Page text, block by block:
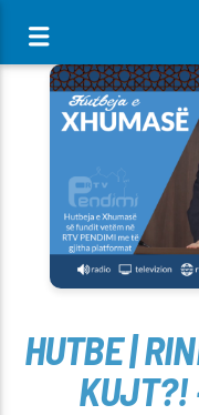
[There are no radio
HUTBE |
KUJT?!